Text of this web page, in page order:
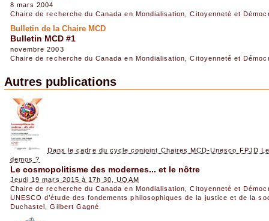
8 mars 2004
Chaire de recherche du Canada en Mondialisation, Citoyenneté et
Bulletin de la Chaire MCD
Bulletin MCD #1
novembre 2003
Chaire de recherche du Canada en Mondialisation, Citoyenneté et
Autres publications
Dans le cadre du cycle conjoint Chaires MCD-Unesco FPJD
demos ?
Le cosmopolitisme des modernes... et le nôtre
Jeudi 19 mars 2015 à 17h 30, UQAM
Chaire de recherche du Canada en Mondialisation, Citoyenneté et
UNESCO d’étude des fondements philosophiques de la justice et de la
Duchastel
,Gilbert Gagné